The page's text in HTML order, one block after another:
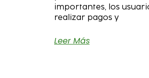
importantes, los
realizar pagos y
Leer Más